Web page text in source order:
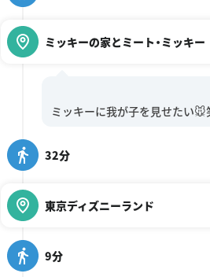
ミッキーの家とミート・ミッキー
32分
東京ディズニーランド
9分